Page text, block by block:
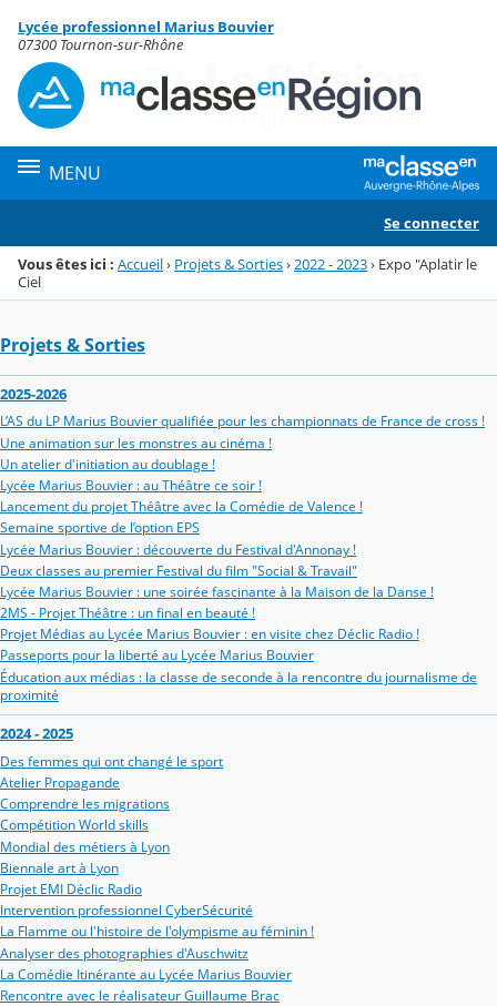
Menu de la rubrique
Contenu
Lycée professionnel Marius Bouvier
07300 Tournon-sur-Rhône
MENU
Se connecter
Vous êtes ici : Accueil› Projets & Sorties› 2022 - 2023› Expo "Aplatir le
Ciel
Projets & Sorties
2025-2026
L’AS du LP Marius Bouvier qualifiée pour les championnats de France de cross !
Une animation sur les monstres au cinéma !
Un atelier d'initiation au doublage !
Lycée Marius Bouvier : au Théâtre ce soir !
Lancement du projet Théâtre avec la Comédie de Valence !
Semaine sportive de l’option EPS
Lycée Marius Bouvier : découverte du Festival d'Annonay !
Deux classes au premier Festival du film "Social & Travail"
Lycée Marius Bouvier : une soirée fascinante à la Maison de la Danse !
2MS - Projet Théâtre : un final en beauté !
Projet Médias au Lycée Marius Bouvier : en visite chez Déclic Radio !
Passeports pour la liberté au Lycée Marius Bouvier
Éducation aux médias : la classe de seconde à la rencontre du journalisme de
proximité
2024 - 2025
Des femmes qui ont changé le sport
Atelier Propagande
Comprendre les migrations
Compétition World skills
Mondial des métiers à Lyon
Biennale art à Lyon
Projet EMI Déclic Radio
Intervention professionnel CyberSécurité
La Flamme ou l'histoire de l'olympisme au féminin !
Analyser des photographies d'Auschwitz
La Comédie Itinérante au Lycée Marius Bouvier
Rencontre avec le réalisateur Guillaume Brac